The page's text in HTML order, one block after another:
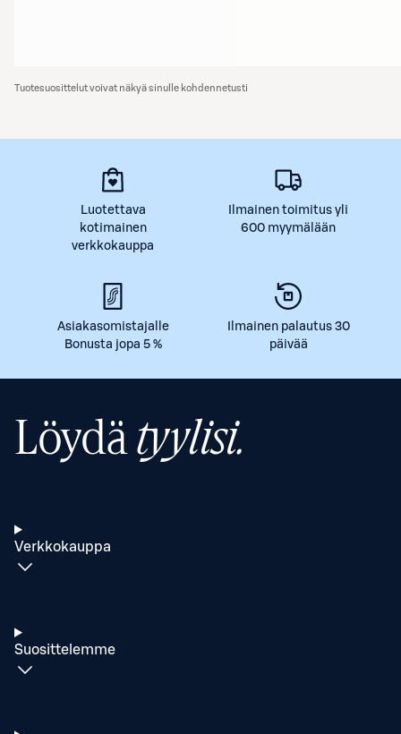
Tuotesuosittelut voivat näkyä sinulle kohdennetusti
Luotettava
kotimainen
verkkokauppa
Ilmainen toimitus yli
600 myymälään
Asiakasomistajalle
Bonusta jopa 5 %
Ilmainen palautus 30
päivää
Löydätyylisi.
Verkkokauppa
Suosittelemme